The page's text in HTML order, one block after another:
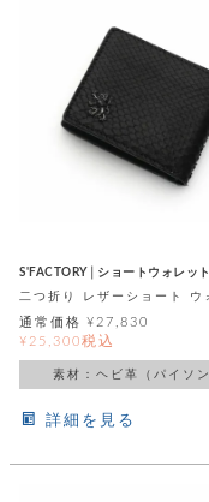
S'FACTORY│ショートウォレット
通常価格 ¥ 27,830
¥ 25,300税込
素材：ヘビ革（パイソン
詳細を見る